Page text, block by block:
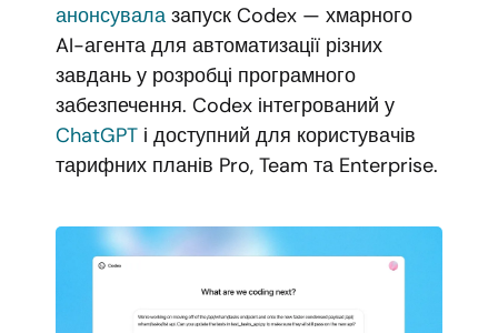
анонсувала запуск Codex — хмарного
AI-агента для автоматизації різних
завдань у розробці програмного
забезпечення. Codex інтегрований у
ChatGPT і доступний для користувачів
тарифних планів Pro, Team та Enterprise.